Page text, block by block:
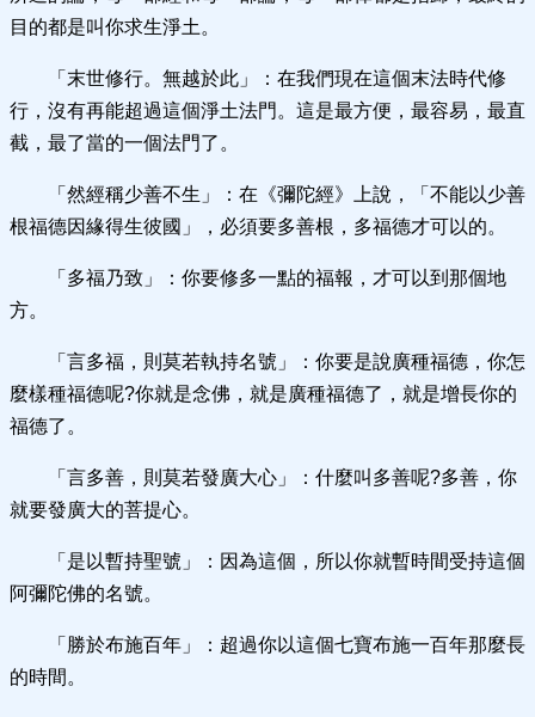
目的都是叫你求生淨土。
「末世修行。無越於此」：在我們現在這個末法時代修
行，沒有再能超過這個淨土法門。這是最方便，最容易，最直
截，最了當的一個法門了。
「然經稱少善不生」：在《彌陀經》上說，「不能以少善
根福德因緣得生彼國」，必須要多善根，多福德才可以的。
「多福乃致」：你要修多一點的福報，才可以到那個地
方。
「言多福，則莫若執持名號」：你要是說廣種福德，你怎
麼樣種福德呢?你就是念佛，就是廣種福德了，就是增長你的
福德了。
「言多善，則莫若發廣大心」：什麼叫多善呢?多善，你
就要發廣大的菩提心。
「是以暫持聖號」：因為這個，所以你就暫時間受持這個
阿彌陀佛的名號。
「勝於布施百年」：超過你以這個七寶布施一百年那麼長
的時間。